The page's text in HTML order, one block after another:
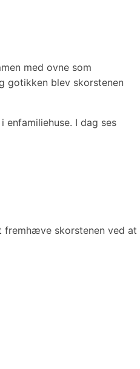
med ovne som
gotikken blev skorstenen
I dag ses
fremhæve skorstenen ved at